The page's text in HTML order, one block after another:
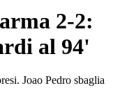
2-2:
al 94'
Joao Pedro sbaglia